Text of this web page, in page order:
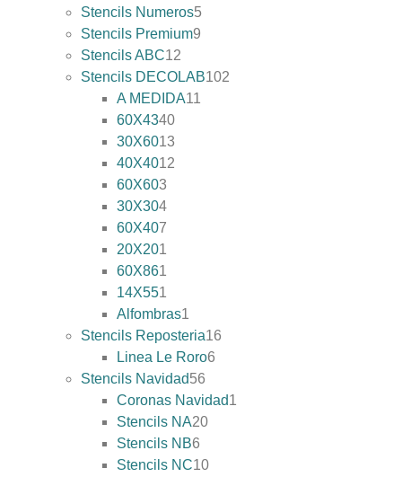
Stencils Numeros5
Stencils Premium9
Stencils ABC12
Stencils DECOLAB102
A MEDIDA11
60X4340
30X6013
40X4012
60X603
30X304
60X407
20X201
60X861
14X551
Alfombras1
Stencils Reposteria16
Linea Le Roro6
Stencils Navidad56
Coronas Navidad1
Stencils NA20
Stencils NB6
Stencils NC10